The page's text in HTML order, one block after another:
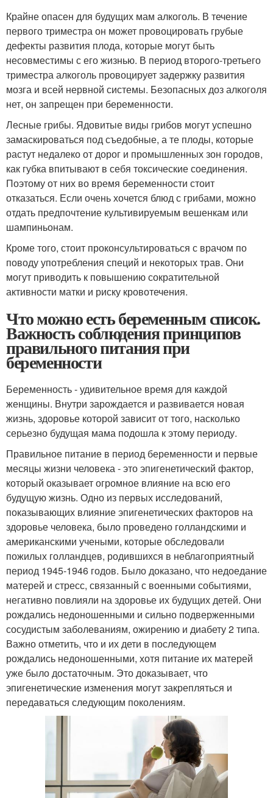
Крайне опасен для будущих мам алкоголь. В течение
первого триместра он может провоцировать грубые
дефекты развития плода, которые могут быть
несовместимы с его жизнью. В период второго-третьего
триместра алкоголь провоцирует задержку развития
мозга и всей нервной системы. Безопасных доз алкоголя
нет, он запрещен при беременности.
Лесные грибы. Ядовитые виды грибов могут успешно
замаскироваться под съедобные, а те плоды, которые
растут недалеко от дорог и промышленных зон городов,
как губка впитывают в себя токсические соединения.
Поэтому от них во время беременности стоит
отказаться. Если очень хочется блюд с грибами, можно
отдать предпочтение культивируемым вешенкам или
шампиньонам.
Кроме того, стоит проконсультироваться с врачом по
поводу употребления специй и некоторых трав. Они
могут приводить к повышению сократительной
активности матки и риску кровотечения.
Что можно есть беременным список.
Важность соблюдения принципов
правильного питания при
беременности
Беременность - удивительное время для каждой
женщины. Внутри зарождается и развивается новая
жизнь, здоровье которой зависит от того, насколько
серьезно будущая мама подошла к этому периоду.
Правильное питание в период беременности и первые
месяцы жизни человека - это эпигенетический фактор,
который оказывает огромное влияние на всю его
будущую жизнь. Одно из первых исследований,
показывающих влияние эпигенетических факторов на
здоровье человека, было проведено голландскими и
американскими учеными, которые обследовали
пожилых голландцев, родившихся в неблагоприятный
период 1945-1946 годов. Было доказано, что недоедание
матерей и стресс, связанный с военными событиями,
негативно повлияли на здоровье их будущих детей. Они
рождались недоношенными и сильно подверженными
сосудистым заболеваниям, ожирению и диабету 2 типа.
Важно отметить, что и их дети в последующем
рождались недоношенными, хотя питание их матерей
уже было достаточным. Это доказывает, что
эпигенетические изменения могут закрепляться и
передаваться следующим поколениям.